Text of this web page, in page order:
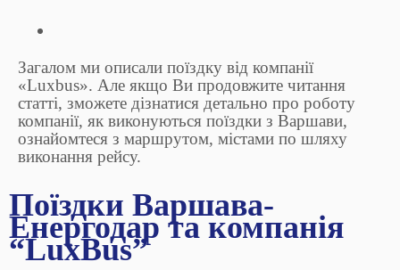
Загалом ми описали поїздку від компанії
«Luxbus». Але якщо Ви продовжите читання
статті, зможете дізнатися детально про роботу
компанії, як виконуються поїздки з Варшави,
ознайомтеся з маршрутом, містами по шляху
виконання рейсу.
Поїздки Варшава-
Енергодар та компанія
“LuxBus”